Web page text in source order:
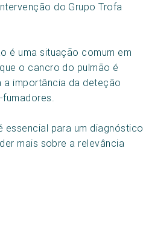
do Grupo Trofa
é uma situação comum em
o cancro do pulmão é
a importância da deteção
para um diagnóstico
mais sobre a relevância